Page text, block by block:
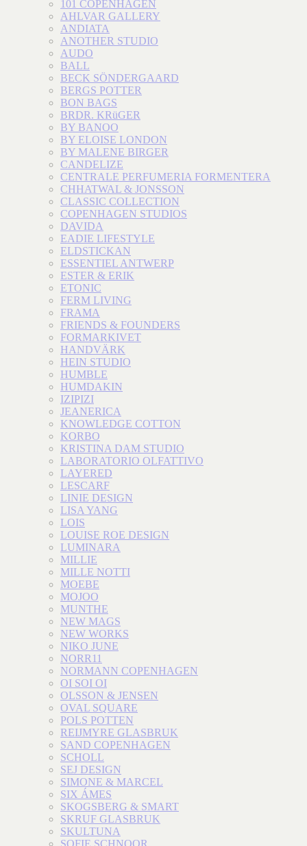
101 COPENHAGEN
AHLVAR GALLERY
ANDIATA
ANOTHER STUDIO
AUDO
BALL
BECK SÖNDERGAARD
BERGS POTTER
BON BAGS
BRDR. KRüGER
BY BANOO
BY ELOISE LONDON
BY MALENE BIRGER
CANDELIZE
CENTRALE PERFUMERIA FORMENTERA
CHHATWAL & JONSSON
CLASSIC COLLECTION
COPENHAGEN STUDIOS
DAVIDA
EADIE LIFESTYLE
ELDSTICKAN
ESSENTIEL ANTWERP
ESTER & ERIK
ETONIC
FERM LIVING
FRAMA
FRIENDS & FOUNDERS
FORMARKIVET
HANDVÄRK
HEIN STUDIO
HUMBLE
HUMDAKIN
IZIPIZI
JEANERICA
KNOWLEDGE COTTON
KORBO
KRISTINA DAM STUDIO
LABORATORIO OLFATTIVO
LAYERED
LESCARF
LINIE DESIGN
LISA YANG
LOIS
LOUISE ROE DESIGN
LUMINARA
MILLIE
MILLE NOTTI
MOEBE
MOJOO
MUNTHE
NEW MAGS
NEW WORKS
NIKO JUNE
NORR11
NORMANN COPENHAGEN
OI SOI OI
OLSSON & JENSEN
OVAL SQUARE
POLS POTTEN
REIJMYRE GLASBRUK
SAND COPENHAGEN
SCHOLL
SEJ DESIGN
SIMONE & MARCEL
SIX ÁMES
SKOGSBERG & SMART
SKRUF GLASBRUK
SKULTUNA
SOFIE SCHNOOR